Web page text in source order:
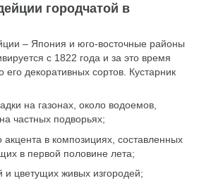
городчатой в
– Япония и юго-восточные районы
с 1822 года и за это время
декоративных сортов. Кустарник
на газонах, около водоемов,
частных подворьях;
акцента в композициях, составленных
в первой половине лета;
и цветущих живых изгородей;